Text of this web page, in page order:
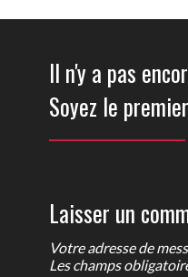
Il n'y a pas
Soyez le
Laisser un
Votre adresse de
Les champs